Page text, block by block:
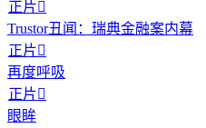
正片
Trustor丑闻：瑞典金融案内幕
正片
再度呼吸
正片
眼眸